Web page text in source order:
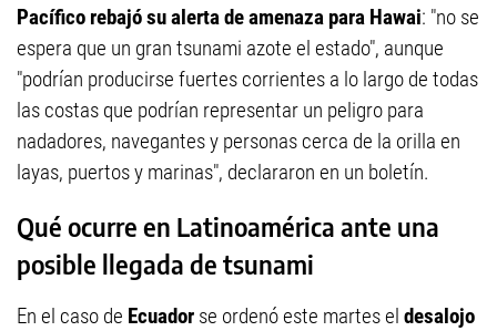
Pacífico rebajó su alerta de amenaza para Hawai: "no se
espera que un gran tsunami azote el estado", aunque
"podrían producirse fuertes corrientes a lo largo de todas
las costas que podrían representar un peligro para
nadadores, navegantes y personas cerca de la orilla en
layas, puertos y marinas", declararon en un boletín.
Qué ocurre en Latinoamérica ante una
posible llegada de tsunami
En el caso de Ecuador se ordenó este martes el desalojo